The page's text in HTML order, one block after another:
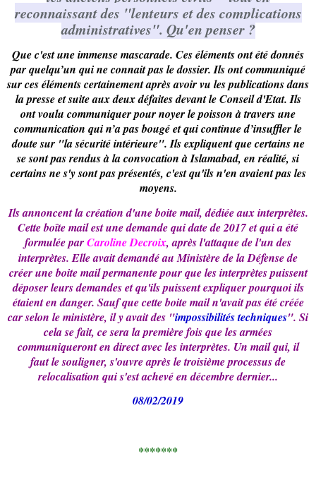
reconnaissant des "lenteurs et des complications
administratives". Qu'en penser ?
Que c'est une immense mascarade. Ces éléments ont été donnés
par quelqu’un qui ne connait pas le dossier. Ils ont communiqué
sur ces éléments certainement après avoir vu les publications dans
la presse et suite aux deux défaites devant le Conseil d'Etat. Ils
ont voulu communiquer pour noyer le poisson à travers une
communication qui n’a pas bougé et qui continue d’insuffler le
doute sur "la sécurité intérieure". Ils expliquent que certains ne
se sont pas rendus à la convocation à Islamabad, en réalité, si
certains ne s'y sont pas présentés, c'est qu'ils n'en avaient pas les
moyens.
Ils annoncent la création d'une boite mail, dédiée aux interprètes.
Cette boîte mail est une demande qui date de 2017 et qui a été
formulée parCaroline Decroix, après l'attaque de l'un des
interprètes. Elle avait demandé au Ministère de la Défense de
créer une boite mail permanente pour que les interprètes puissent
déposer leurs demandes et qu'ils puissent expliquer pourquoi ils
étaient en danger. Sauf que cette boite mail n'avait pas été créée
car selon le ministère, il y avait des "impossibilités techniques". Si
cela se fait, ce sera la première fois que les armées
communiqueront en direct avec les interprètes. Un mail qui, il
faut le souligner, s'ouvre après le troisième processus de
relocalisation qui s'est achevé en décembre dernier...
08/02/2019
*******